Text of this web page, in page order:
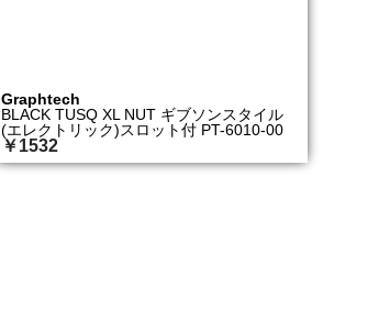
Graphtech
BLACK TUSQ XL NUT ギブソンスタイル
(エレクトリック)スロット付 PT-6010-00
￥1532